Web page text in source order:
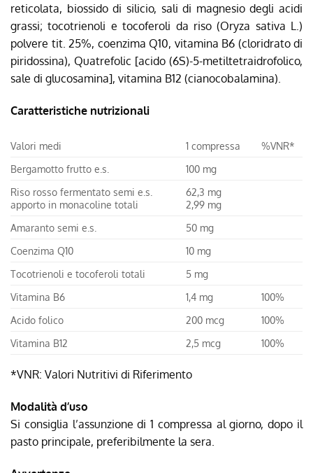
reticolata, biossido di silicio, sali di magnesio degli acidi
grassi; tocotrienoli e tocoferoli da riso (Oryza sativa L.)
polvere tit. 25%, coenzima Q10, vitamina B6 (cloridrato di
piridossina), Quatrefolic [acido (6S)-5-metiltetraidrofolico,
sale di glucosamina], vitamina B12 (cianocobalamina).
Caratteristiche nutrizionali
Valori medi 1 compressa
%VNR*
Bergamotto frutto e.s.
100 mg
Riso rosso fermentato semi e.s.
apporto in monacoline totali
62,3 mg
2,99 mg
Amaranto semi e.s.
50 mg
Coenzima Q10
10 mg
Tocotrienoli e tocoferoli totali
5 mg
Vitamina B6
1,4 mg
100%
Acido folico
200 mcg
100%
Vitamina B12
2,5 mcg 100%
*VNR: Valori Nutritivi di Riferimento
Modalità d’uso
Si consiglia l’assunzione di 1 compressa al giorno, dopo il
pasto principale, preferibilmente la sera.